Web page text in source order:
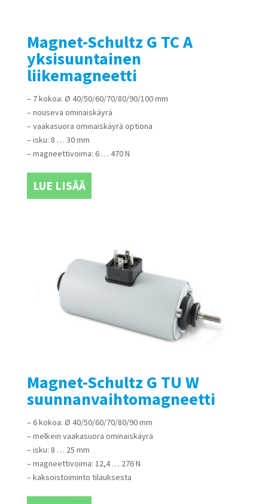
Magnet-Schultz G TC A
yksisuuntainen
liikemagneetti
– 7 kokoa: Ø 40/50/60/70/80/90/100 mm
– nouseva ominaiskäyrä
– vaakasuora ominaiskäyrä optiona
– isku: 8 … 30 mm
– magneettivoima: 6 … 470 N
LUE LISÄÄ
Magnet-Schultz G TU W
suunnanvaihtomagneetti
– 6 kokoa: Ø 40/50/60/70/80/90 mm
– melkein vaakasuora ominaiskäyrä
– isku: 8 … 25 mm
– magneettivoima: 12,4 … 276 N
– kaksoistoiminto tilauksesta